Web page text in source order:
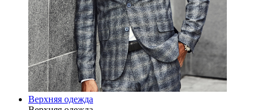
Верхняя одежда